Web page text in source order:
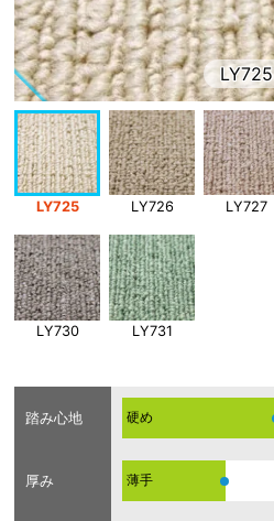
LY725
LY725 LY726 LY727
LY730 LY731
踏み心地 硬め
厚み 薄手